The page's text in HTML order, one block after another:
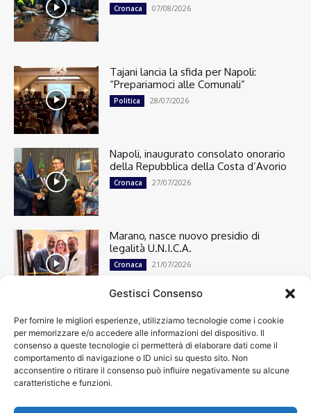
Gestisci Consenso
Per fornire le migliori esperienze, utilizziamo tecnologie come i cookie
per memorizzare e/o accedere alle informazioni del dispositivo. Il
consenso a queste tecnologie ci permetterà di elaborare dati come il
comportamento di navigazione o ID unici su questo sito. Non
acconsentire o ritirare il consenso può influire negativamente su alcune
caratteristiche e funzioni.
Cronaca 07/08/2026
Tajani lancia la sfida per Napoli:
“Prepariamoci alle Comunali”
Politica 28/07/2026
Napoli, inaugurato consolato onorario
della Repubblica della Costa d’Avorio
Cronaca 27/07/2026
Marano, nasce nuovo presidio di
legalità U.N.I.C.A.
Cronaca 21/07/2026
Cronaca
13501
Attualità
7304
top
News
4209
Cultura